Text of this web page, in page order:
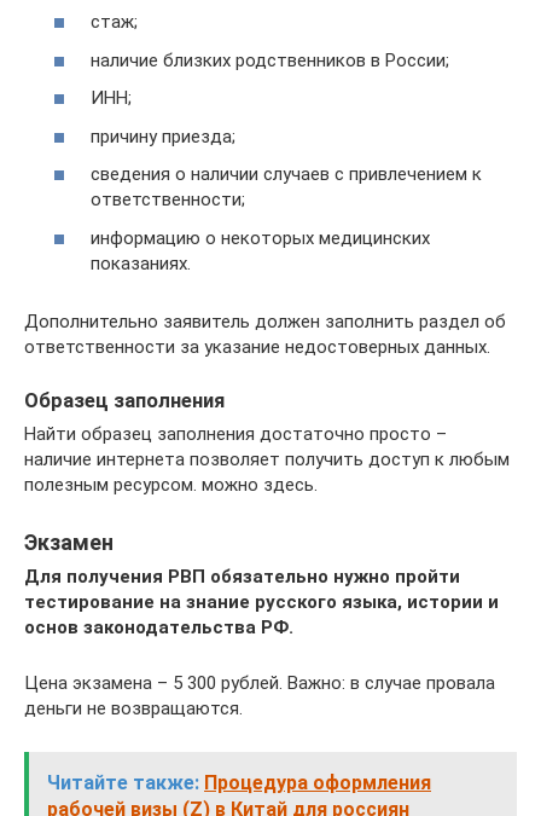
стаж;
наличие близких родственников в России;
ИНН;
причину приезда;
сведения о наличии случаев с привлечением к
ответственности;
информацию о некоторых медицинских
показаниях.
Дополнительно заявитель должен заполнить раздел об
ответственности за указание недостоверных данных.
Образец заполнения
Найти образец заполнения достаточно просто –
наличие интернета позволяет получить доступ к любым
полезным ресурсом. можно здесь.
Экзамен
Для получения РВП обязательно нужно пройти
тестирование на знание русского языка, истории и
основ законодательства РФ.
Цена экзамена – 5 300 рублей. Важно: в случае провала
деньги не возвращаются.
Читайте также: Процедура оформления
рабочей визы (Z) в Китай для россиян